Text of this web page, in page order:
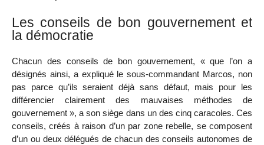
Les conseils de bon gouvernement et
la démocratie
Chacun des conseils de bon gouvernement, « que l’on a
désignés ainsi, a expliqué le sous-commandant Marcos, non
pas parce qu’ils seraient déjà sans défaut, mais pour les
différencier clairement des mauvaises méthodes de
gouvernement », a son siège dans un des cinq caracoles. Ces
conseils, créés à raison d’un par zone rebelle, se composent
d’un ou deux délégués de chacun des conseils autonomes de